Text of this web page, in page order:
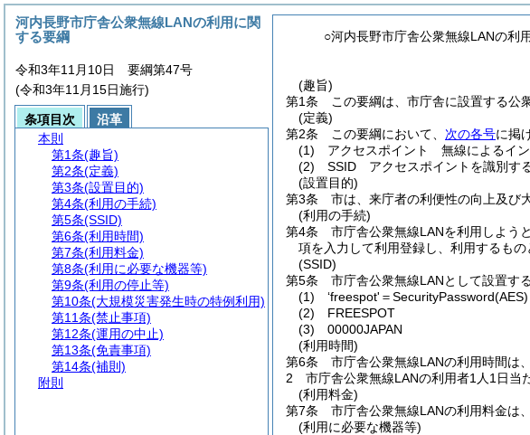
○河内長野市庁舎公衆無線LANの利
(趣旨)
第1条
この要綱は、市庁舎に設置する公
(定義)
第2条
この要綱において、 次の各号に掲
(1)
アクセスポイント 無線によるイン
(2)
SSID アクセスポイントを識別す
(設置目的)
第3条
市は、来庁者の利便性の向上及び
(利用の手続)
第4条
市庁舎公衆無線LANを利用しよう
項を入力して利用登録し、利用するもの
(SSID)
第5条
市庁舎公衆無線LANとして設置す
(1)
‘freespot'＝SecurityPassword(AES)
(2)
FREESPOT
(3)
00000JAPAN
(利用時間)
第6条
市庁舎公衆無線LANの利用時間は
2
市庁舎公衆無線LANの利用者1人1日当
(利用料金)
第7条
市庁舎公衆無線LANの利用料金は
(利用に必要な機器等)
河内長野市庁舎公衆無線LANの利用に関
する要綱
令和3年11月10日 要綱第47号
(令和3年11月15日施行)
条項目次
沿革
本則
第1条(趣旨)
第2条(定義)
第3条(設置目的)
第4条(利用の手続)
第5条(SSID)
第6条(利用時間)
第7条(利用料金)
第8条(利用に必要な機器等)
第9条(利用の停止等)
第10条(大規模災害発生時の特例利用)
第11条(禁止事項)
第12条(運用の中止)
第13条(免責事項)
第14条(補則)
附則